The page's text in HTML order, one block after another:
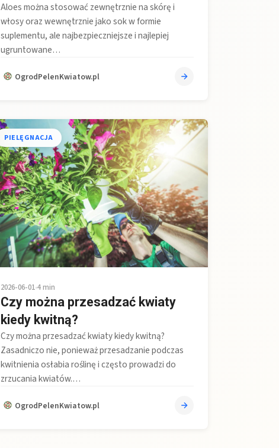
Aloes można stosować zewnętrznie na skórę i
włosy oraz wewnętrznie jako sok w formie
suplementu, ale najbezpieczniejsze i najlepiej
ugruntowane…
OgrodPelenKwiatow.pl
PIELĘGNACJA
2026-06-01•4 min
Czy można przesadzać kwiaty
kiedy kwitną?
Czy można przesadzać kwiaty kiedy kwitną?
Zasadniczo nie, ponieważ przesadzanie podczas
kwitnienia osłabia roślinę i często prowadzi do
zrzucania kwiatów.…
OgrodPelenKwiatow.pl